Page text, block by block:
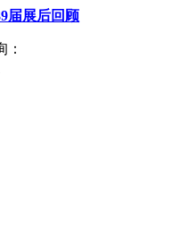
届展后回顾
：